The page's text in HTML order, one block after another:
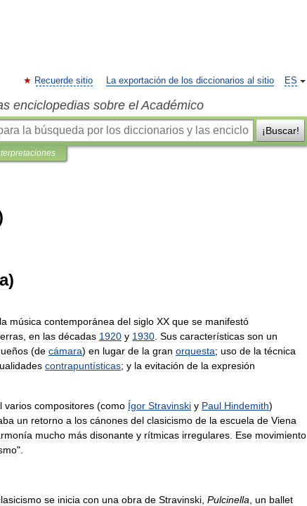
ES
Recuerde sitio La exportación de los diccionarios al sitio
enciclopedias sobre el Académico
¡Buscar!
)
la música contemporánea del siglo XX que se manifestó
en las décadas 1920 y 1930 Sus características son un
(de cámara) en lugar de la gran orquesta; uso de la técnica
contrapuntísticas; y la evitación de la expresión
varios compositores (como Ígor Stravinski y Paul Hindemith)
un retorno a los cánones del clasicismo de la escuela de Viena
mucho más disonante y rítmicas irregulares Ese movimiento
".
se inicia con una obra de Stravinski Pulcinella un ballet